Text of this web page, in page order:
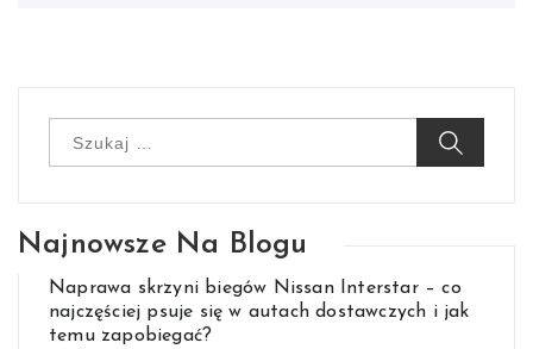
Najnowsze Na Blogu
Naprawa skrzyni biegów Nissan Interstar – co
najczęściej psuje się w autach dostawczych i jak
temu zapobiegać?